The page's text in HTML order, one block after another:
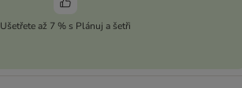
Ušetřete až 7 % s Plánuj a šetři